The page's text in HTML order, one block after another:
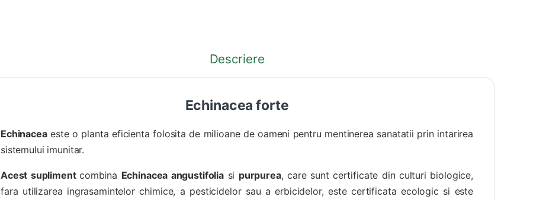
Descriere
Echinacea forte
Echinaceaeste o planta eficienta folosita de milioane de oameni pentru mentinerea sanatatii prin intarirea
sistemului imunitar.
Acest suplimentcombina Echinacea angustifolia si purpurea, care sunt certificate din culturi biologice,
fara utilizarea ingrasamintelor chimice, a pesticidelor sau a erbicidelor, este certificata ecologic si este